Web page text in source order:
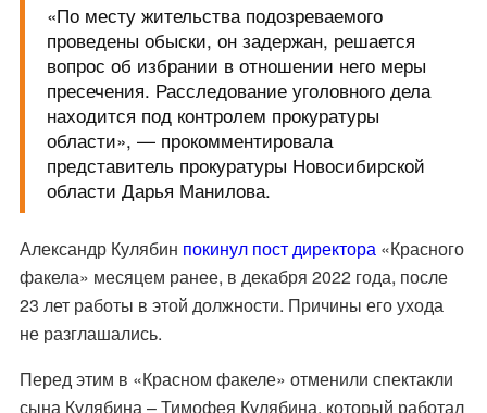
«По месту жительства подозреваемого
проведены обыски, он задержан, решается
вопрос об избрании в отношении него меры
пресечения. Расследование уголовного дела
находится под контролем прокуратуры
области», — прокомментировала
представитель прокуратуры Новосибирской
области Дарья Манилова.
Александр Кулябин покинул пост директора«Красного
факела» месяцем ранее, в декабря 2022 года, после
23 лет работы в этой должности. Причины его ухода
не разглашались.
Перед этим в «Красном факеле» отменили спектакли
сына Кулябина – Тимофея Кулябина, который работал